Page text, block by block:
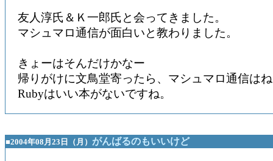
友人淳氏＆Ｋ一郎氏と会ってきました。
マシュマロ通信が面白いと教わりました。
きょーはそんだけかなー
帰りがけに文鳥堂寄ったら、マシュマロ通信は
Rubyはいい本がないですね。
■2004年08月23日（月） がんばるのもいいけど